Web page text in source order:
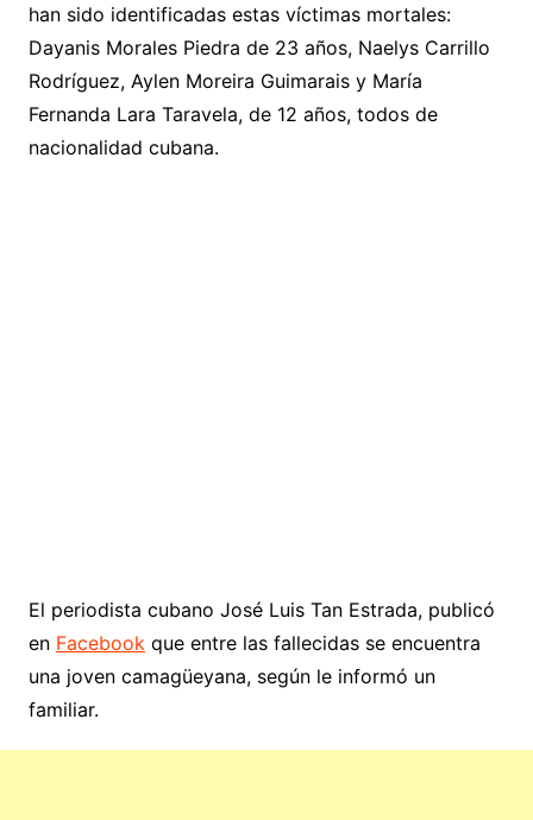
han sido identificadas estas víctimas mortales:
Dayanis Morales Piedra de 23 años, Naelys Carrillo
Rodríguez, Aylen Moreira Guimarais y María
Fernanda Lara Taravela, de 12 años, todos de
nacionalidad cubana.
El periodista cubano José Luis Tan Estrada, publicó
en Facebookque entre las fallecidas se encuentra
una joven camagüeyana, según le informó un
familiar.